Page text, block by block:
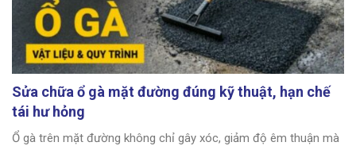
Sửa chữa ổ gà mặt đường đúng kỹ thuật, hạn chế
tái hư hỏng
Ổ gà trên mặt đường không chỉ gây xóc, giảm độ êm thuận mà